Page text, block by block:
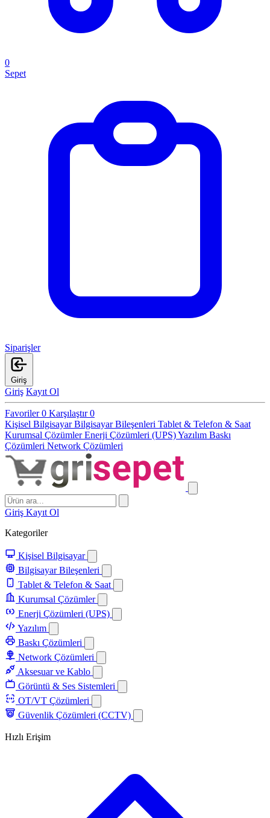
0
Sepet
Siparişler
Giriş
Giriş Kayıt Ol
Favoriler0 Karşılaştır0
Kişisel BilgisayarBilgisayar Bileşenleri Tablet & Telefon & Saat
Kurumsal ÇözümlerEnerji Çözümleri (UPS)Yazılım Baskı
Çözümleri Network Çözümleri
Giriş Kayıt Ol
Kategoriler
Kişisel Bilgisayar
Bilgisayar Bileşenleri
Tablet & Telefon & Saat
Kurumsal Çözümler
Enerji Çözümleri (UPS)
Yazılım
Baskı Çözümleri
Network Çözümleri
Aksesuar ve Kablo
Görüntü & Ses Sistemleri
OT/VT Çözümleri
Güvenlik Çözümleri (CCTV)
Hızlı Erişim